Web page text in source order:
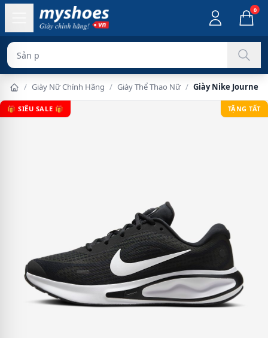
0
Sản phẩm chính h
/ Giày Nữ Chính Hãng / Giày Thể Thao Nữ / Giày Nike Journey
🎁 SIÊU SALE 🎁 TẶNG TẤT